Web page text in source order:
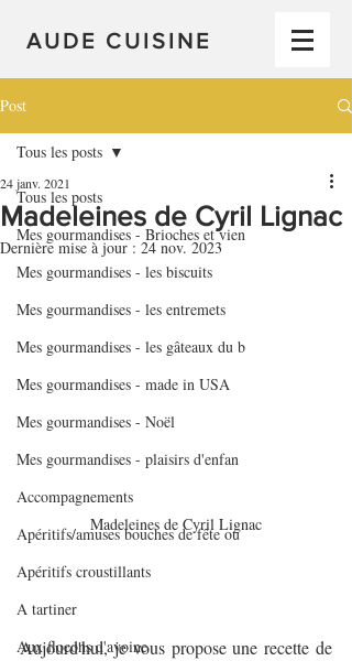
AUDE CUISINE
Post
Tous les posts
Mes gourmandises - Brioches et vien
Mes gourmandises - les biscuits
Mes gourmandises - les entremets
Mes gourmandises - les gâteaux du b
Mes gourmandises - made in USA
Mes gourmandises - Noël
Mes gourmandises - plaisirs d'enfan
Accompagnements
Apéritifs/amuses bouches de fête ou
Apéritifs croustillants
A tartiner
Aux flocons d'avoine
Tous les posts
Madeleines de Cyril Lignac
24 janv. 2021
Dernière mise à jour : 24 nov. 2023
Madeleines de Cyril Lignac
Aujourd'hui, je vous propose une recette de